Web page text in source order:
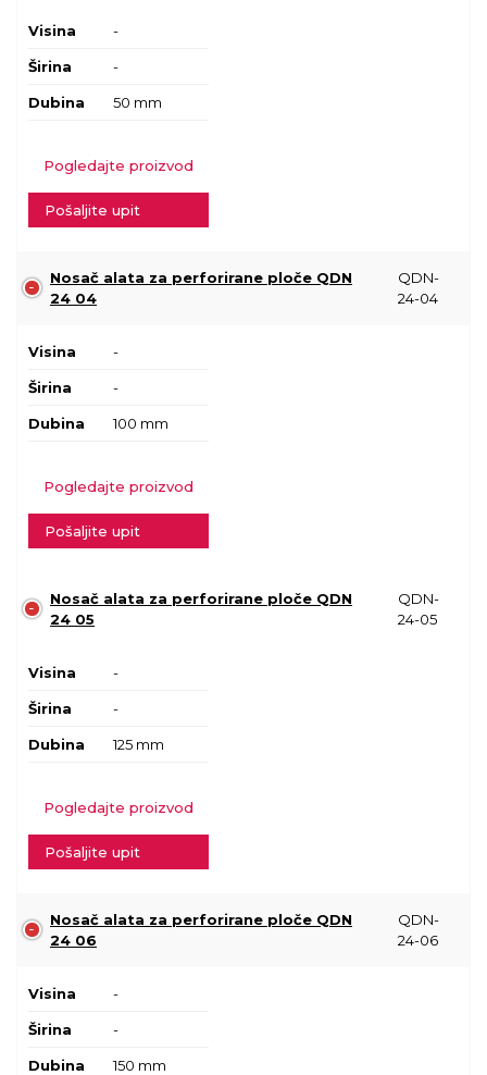
Visina -
Širina -
Dubina 50 mm
Pogledajte proizvod
Pošaljite upit
Nosač alata za perforirane ploče QDN
24 04
QDN-
24-04
Visina -
Širina -
Dubina 100 mm
Pogledajte proizvod
Pošaljite upit
Nosač alata za perforirane ploče QDN
24 05
QDN-
24-05
Visina -
Širina -
Dubina 125 mm
Pogledajte proizvod
Pošaljite upit
Nosač alata za perforirane ploče QDN
24 06
QDN-
24-06
Visina -
Širina -
Dubina 150 mm